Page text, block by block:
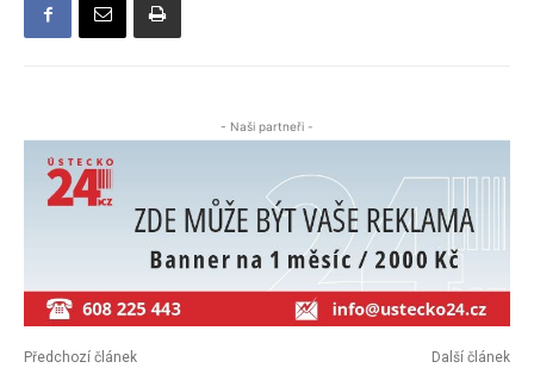
- Naši partneři -
Předchozí článek Další článek